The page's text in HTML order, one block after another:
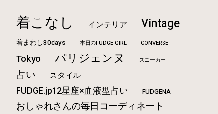
着こなし インテリア Vintage
着まわし30days 本日のFUDGE GIRL CONVERSE
Tokyo パリジェンヌ スニーカー
占い スタイル
FUDGE.jp12星座×血液型占い FUDGENA
おしゃれさんの毎日コーディネート